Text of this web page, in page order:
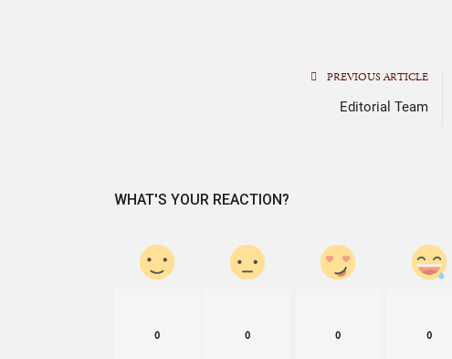
PREVIOUS ARTICLE
Editorial Team
WHAT'S YOUR REACTION?
0 0 0 0